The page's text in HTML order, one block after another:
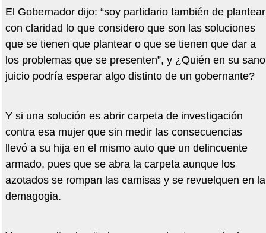
El Gobernador dijo: “soy partidario también de plantear
con claridad lo que considero que son las soluciones
que se tienen que plantear o que se tienen que dar a
los problemas que se presenten”, y ¿Quién en su sano
juicio podría esperar algo distinto de un gobernante?
Y si una solución es abrir carpeta de investigación
contra esa mujer que sin medir las consecuencias
llevó a su hija en el mismo auto que un delincuente
armado, pues que se abra la carpeta aunque los
azotados se rompan las camisas y se revuelquen en la
demagogia.